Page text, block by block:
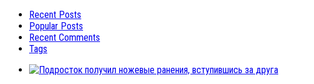
Recent Posts
Popular Posts
Recent Comments
Tags